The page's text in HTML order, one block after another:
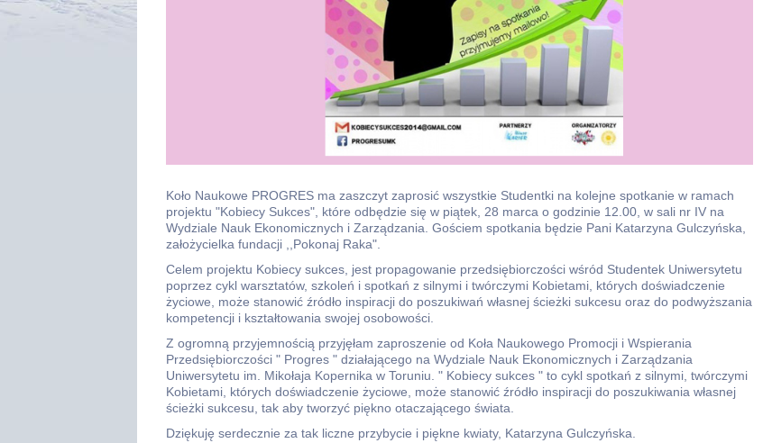
Koło Naukowe PROGRES ma zaszczyt zaprosić wszystkie Studentki na kolejne spotkanie w ramach
projektu "Kobiecy Sukces", które odbędzie się w piątek, 28 marca o godzinie 12.00, w sali nr IV na
Wydziale Nauk Ekonomicznych i Zarządzania. Gościem spotkania będzie Pani Katarzyna Gulczyńska,
założycielka fundacji ,,Pokonaj Raka".
Celem projektu Kobiecy sukces, jest propagowanie przedsiębiorczości wśród Studentek Uniwersytetu
poprzez cykl warsztatów, szkoleń i spotkań z silnymi i twórczymi Kobietami, których doświadczenie
życiowe, może stanowić źródło inspiracji do poszukiwań własnej ścieżki sukcesu oraz do podwyższania
kompetencji i kształtowania swojej osobowości.
Z ogromną przyjemnością przyjęłam zaproszenie od Koła Naukowego Promocji i Wspierania
Przedsiębiorczości " Progres " działającego na Wydziale Nauk Ekonomicznych i Zarządzania
Uniwersytetu im. Mikołaja Kopernika w Toruniu. " Kobiecy sukces " to cykl spotkań z silnymi, twórczymi
Kobietami, których doświadczenie życiowe, może stanowić źródło inspiracji do poszukiwania własnej
ścieżki sukcesu, tak aby tworzyć piękno otaczającego świata.
Dziękuję serdecznie za tak liczne przybycie i piękne kwiaty, Katarzyna Gulczyńska.